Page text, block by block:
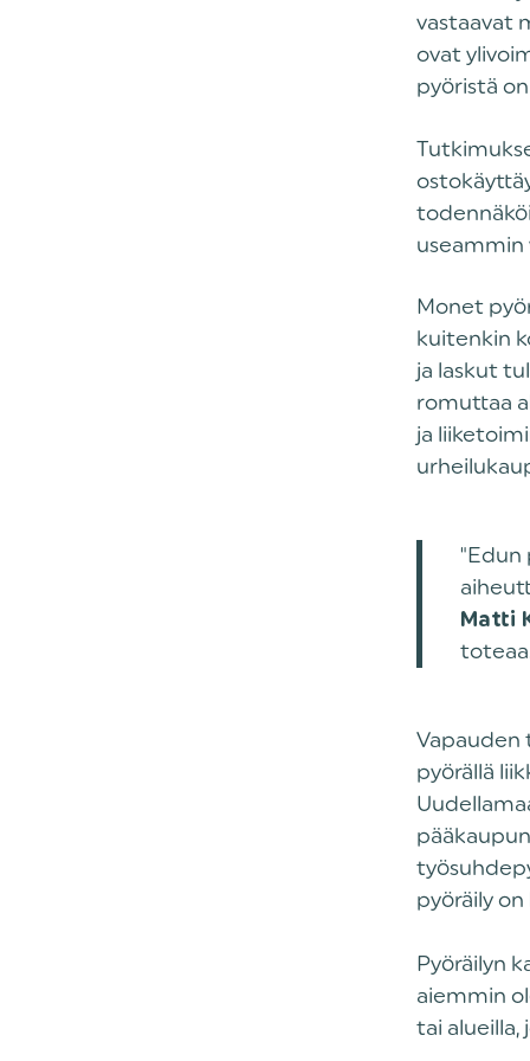
vastaavat
ovat
pyöristä
useammin
Monet
kuitenkin
ja laskut
romuttaa
ja
"Edun
Matti
Vapauden
pyörällä
pyöräily on
Pyöräilyn
aiemmin
tai alueilla,